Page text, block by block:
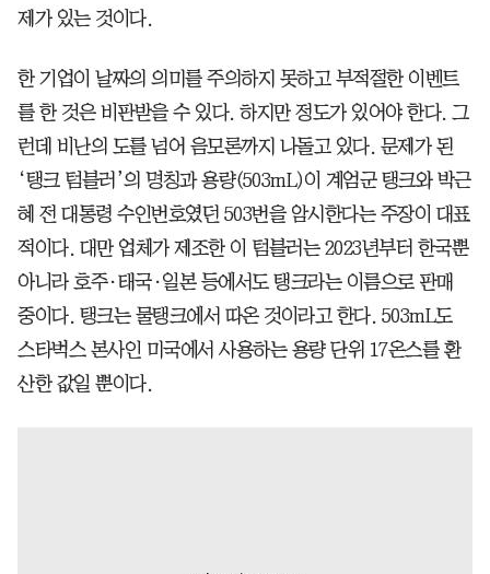
제가 있는 것이다.
한 기업이 날짜의 의미를 주의하지 못하고 부적절한 이벤트
를 한 것은 비판받을 수 있다. 하지만 정도가 있어야 한다. 그
런데 비난의 도를 넘어 음모론까지 나돌고 있다. 문제가 된
‘탱크 텀블러’의 명칭과 용량(503mL)이 계엄군 탱크와 박근
혜 전 대통령 수인번호였던 503번을 암시한다는 주장이 대표
적이다. 대만 업체가 제조한 이 텀블러는 2023년부터 한국뿐
아니라 호주·태국·일본 등에서도 탱크라는 이름으로 판매
중이다. 탱크는 물탱크에서 따온 것이라고 한다. 503mL도
스타벅스 본사인 미국에서 사용하는 용량 단위 17온스를 환
산한 값일 뿐이다.